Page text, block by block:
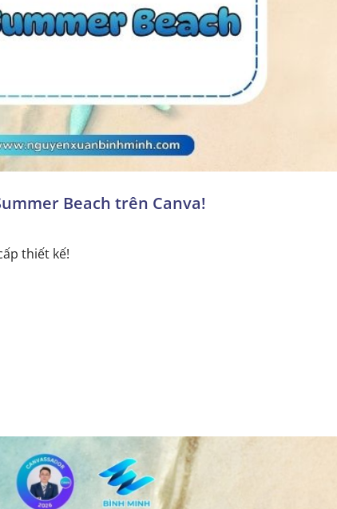
Beach trên Canva!
thiết kế!